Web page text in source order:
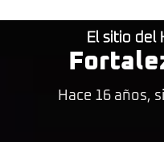
El sitio del
Hace 16 años,